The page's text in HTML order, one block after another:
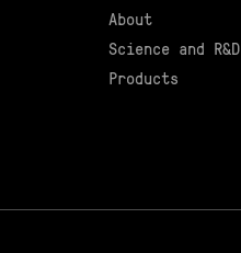
About
Science and R&D
Products